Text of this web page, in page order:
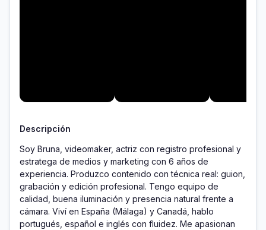
Descripción
Soy Bruna, videomaker, actriz con registro profesional y
estratega de medios y marketing con 6 años de
experiencia. Produzco contenido con técnica real: guion,
grabación y edición profesional. Tengo equipo de
calidad, buena iluminación y presencia natural frente a
cámara. Viví en España (Málaga) y Canadá, hablo
portugués, español e inglés con fluidez. Me apasionan